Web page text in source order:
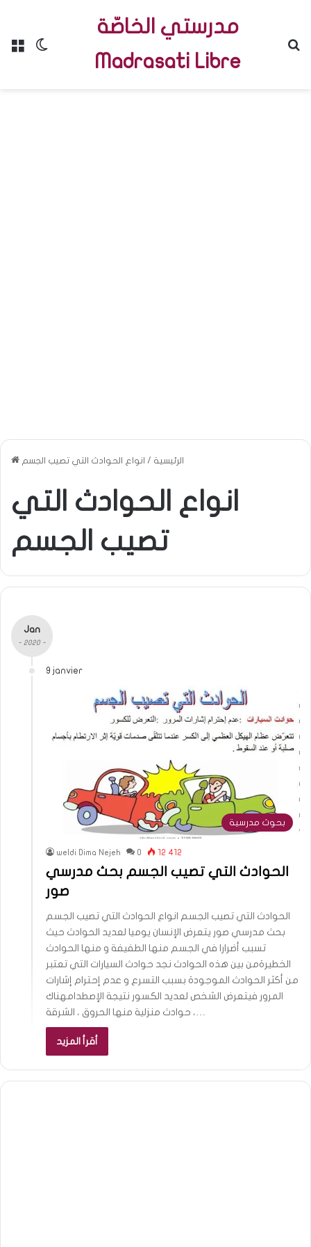
Menu
مدرستي الخاصّة
Madrasati Libre
الرئيسية / انواع الحوادث التي تصيب الجسم
انواع الحوادث التي
تصيب الجسم
Jan
- 2020 -
9 janvier
بحوث مدرسية
weldi Dima Nejeh 0 12 412
الحوادث التي تصيب الجسم بحث مدرسي
صور
الحوادث التي تصيب الجسم انواع الحوادث التي تصيب الجسم
بحث مدرسي صور يتعرض الإنسان يوميا لعديد الحوادث حيث
تسبب أضرارا في الجسم منها الطفيفة و منها الحوادث
الخطيرةمن بين هذه الحوادث نجد حوادث السيارات التي تعتبر
من أكثر الحوادث الموجودة بسبب التسرع و عدم إحترام إشارات
المرور فيتعرض الشخص لعديد الكسور نتيجة الإصطدامهناك
حوادث منزلية منها الحروق ، الشرقة ،…
أقرأ المزيد